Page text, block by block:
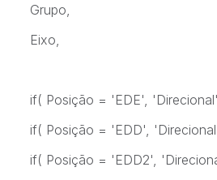
Grupo,
Eixo,
if( Posição = 'EDE', 'Direcional',
if( Posição = 'EDD',
if( Posição = 'EDD2',